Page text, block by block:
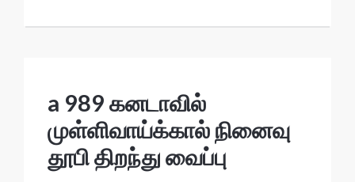
a 989 கனடாவில்
முள்ளிவாய்க்கால் நினைவு
தூபி திறந்து வைப்பு